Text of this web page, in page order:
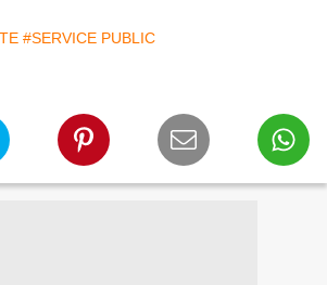
#SERVICE PUBLIC